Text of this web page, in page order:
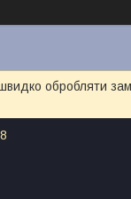
обробляти